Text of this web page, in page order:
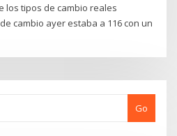
los tipos de cambio reales
cambio ayer estaba a 116 con un
Go